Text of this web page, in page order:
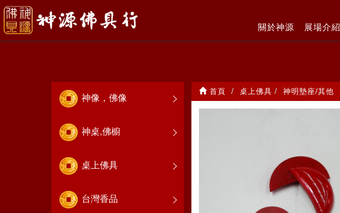
關於神源 展場介紹
神明墊座/其他
神像，佛像
神桌,佛櫥
桌上佛具
台灣香品
首頁 桌上佛具 神明墊座/其他